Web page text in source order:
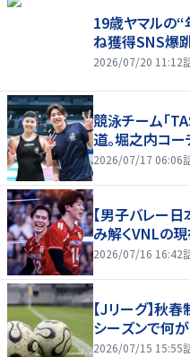
19歳ヤマルの
ね獲得SNS爆
2026/07/20 11:12
競泳チーム「
道。堀之内コ
2026/07/17 06:06
【男子バレー
み解くVNLの
2026/07/16 16:42
【Jリーグ】秋
シーズンで何
2026/07/15 15:55